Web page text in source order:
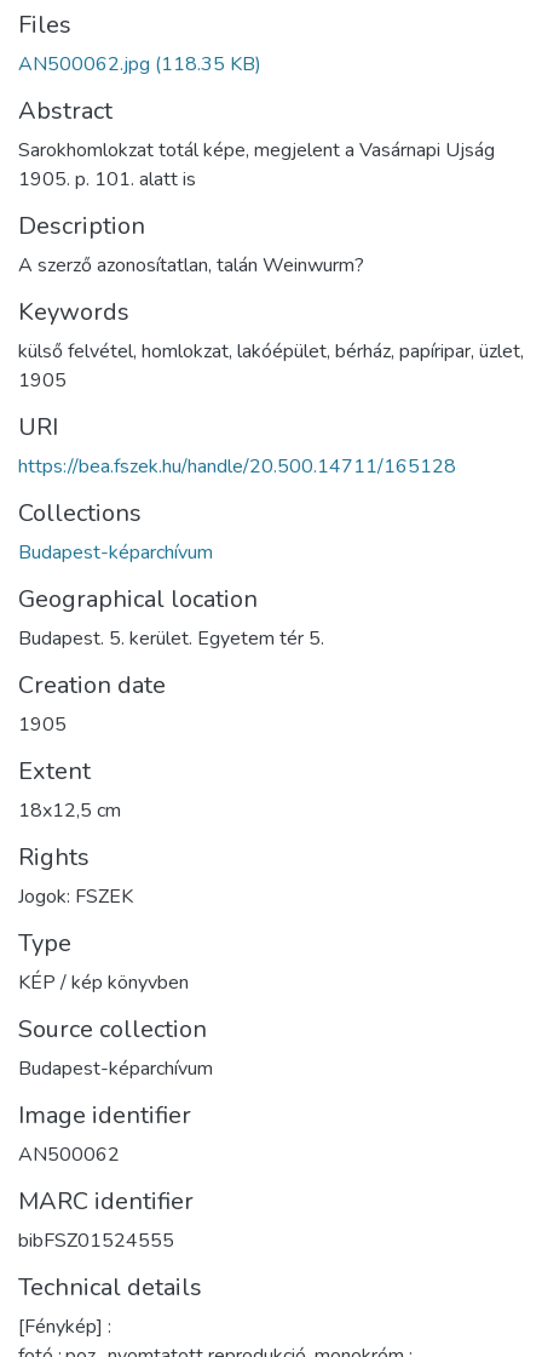
Files
AN500062.jpg (118.35 KB)
Abstract
Sarokhomlokzat totál képe, megjelent a Vasárnapi Ujság
1905. p. 101. alatt is
Description
A szerző azonosítatlan, talán Weinwurm?
Keywords
külső felvétel, homlokzat, lakóépület, bérház, papíripar, üzlet,
1905
URI
https://bea.fszek.hu/handle/20.500.14711/165128
Collections
Budapest-képarchívum
Geographical location
Budapest. 5. kerület. Egyetem tér 5.
Creation date
1905
Extent
18x12,5 cm
Rights
Jogok: FSZEK
Type
KÉP / kép könyvben
Source collection
Budapest-képarchívum
Image identifier
AN500062
MARC identifier
bibFSZ01524555
Technical details
[Fénykép] :